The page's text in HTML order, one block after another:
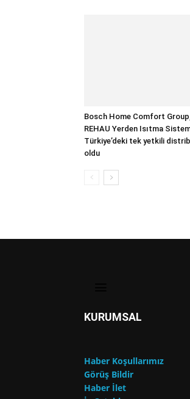
Bosch Home Comfort Group,
REHAU Yerden Isıtma
Türkiye’deki tek yetkili
oldu
KURUMSAL
Haber Koşullarımız
Görüş Bildir
Haber İlet